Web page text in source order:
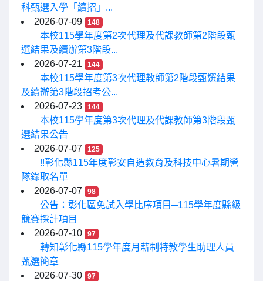
科甄選入學「續招」...
2026-07-09
148
本校115學年度第2次代理及代課教師第2階段甄
選結果及續辦第3階段...
2026-07-21
144
本校115學年度第3次代理教師第2階段甄選結果
及續辦第3階段招考公...
2026-07-23
144
本校115學年度第3次代理及代課教師第3階段甄
選結果公告
2026-07-07
125
!!彰化縣115年度彰安自造教育及科技中心暑期營
隊錄取名單
2026-07-07
98
公告：彰化區免試入學比序項目─115學年度縣級
競賽採計項目
2026-07-10
97
轉知彰化縣115學年度月薪制特教學生助理人員
甄選簡章
2026-07-30
97